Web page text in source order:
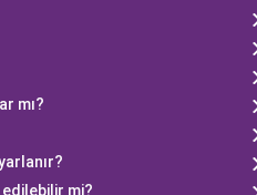
mı?
mi?